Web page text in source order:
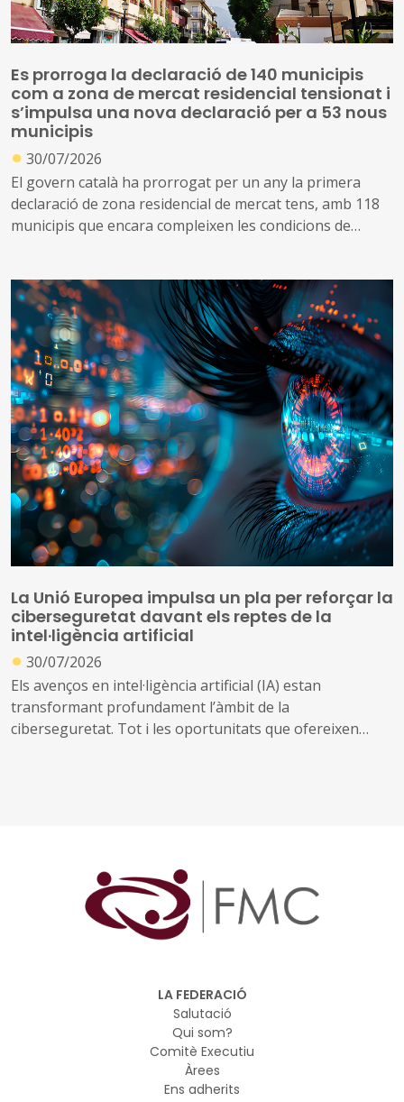
Es prorroga la declaració de 140 municipis
com a zona de mercat residencial tensionat i
s’impulsa una nova declaració per a 53 nous
municipis
● 30/07/2026
El govern català ha prorrogat per un any la primera
declaració de zona residencial de mercat tens, amb 118
municipis que encara compleixen les condicions de
A més, impulsa una nova declaració que inclou altres 53
municipis que no es consideraven de mercat tens, però
que s’ha identificat que ara compleixen les condicions
per aplicar el topall de preus
La Unió Europea impulsa un pla per reforçar la
ciberseguretat davant els reptes de la
intel·ligència artificial
● 30/07/2026
Els avenços en intel·ligència artificial (IA) estan
transformant profundament l’àmbit de la
ciberseguretat. Tot i les oportunitats que ofereixen
presentat el Pla d'Acció sobre Ciberseguretat i IA, una
iniciativa que mobilitzarà els estats membres, la
indústria i diferents organitzacions europees per
reforçar la seguretat digital de la Unió. El pla es basa en
vol garantir que els nous models d’IA es desenvolupin i
s’utilitzin de manera segura
LA FEDERACIÓ
Salutació
Qui som?
Comitè Executiu
Àrees
Ens adherits